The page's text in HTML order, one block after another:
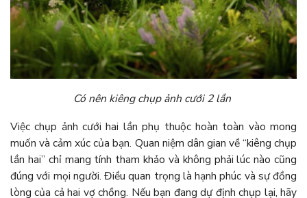
Có nên kiêng chụp ảnh cưới 2 lần
Việc chụp ảnh cưới hai lần phụ thuộc hoàn toàn vào mong
muốn và cảm xúc của bạn. Quan niệm dân gian về “kiêng chụp
lần hai” chỉ mang tính tham khảo và không phải lúc nào cũng
đúng với mọi người. Điều quan trọng là hạnh phúc và sự đồng
lòng của cả hai vợ chồng. Nếu bạn đang dự định chụp lại, hãy